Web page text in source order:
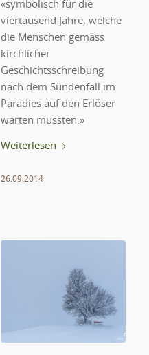
«symbolisch für die
viertausend Jahre, welche
die Menschen gemäss
kirchlicher
Geschichtsschreibung
nach dem Sündenfall im
Paradies auf den Erlöser
warten mussten.»
Weiterlesen
26.09.2014